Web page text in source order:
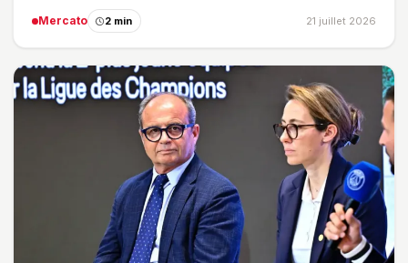
Mercato 2 min 21 juillet 2026